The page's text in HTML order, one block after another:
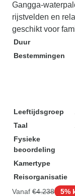
Gangga-
rijstvelden en
geschikt voor
Duur
Bestemmingen
Leeftijdsgroep
Taal
Fysieke
beoordeling
Kamertype
Reisorganisatie
Vanaf €4.238 5%